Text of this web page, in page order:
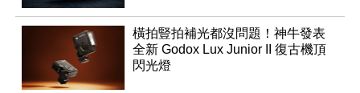
橫拍豎拍補光都沒問題！神牛發表
全新 Godox Lux Junior II 復古機頂
閃光燈